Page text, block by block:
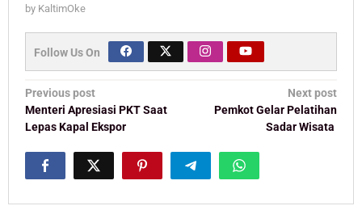
by KaltimOke
Follow Us On
Post
navigation
Previous post
Menteri Apresiasi PKT Saat
Lepas Kapal Ekspor
Next post
Pemkot Gelar Pelatihan
Sadar Wisata